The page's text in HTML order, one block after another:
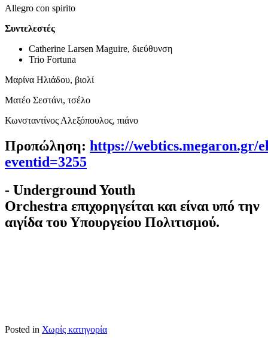
Allegro con spirito
Συντελεστές
Catherine Larsen Maguire, διεύθυνση
Trio Fortuna
Μαρίνα Ηλιάδου, βιολί
Ματέο Σεστάνι, τσέλο
Κωνσταντίνος Αλεξόπουλος, πιάνο
Προπώληση: https://webtics.megaron.gr/
eventid=3255
- Underground Youth
Orchestra επιχορηγείται και είναι υπό την
αιγίδα του Υπουργείου Πολιτισμού.
Posted in Χωρίς κατηγορία